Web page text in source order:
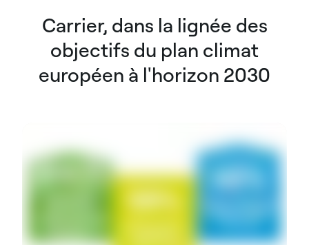
Carrier, dans la lignée des
objectifs du plan climat
européen à l'horizon 2030